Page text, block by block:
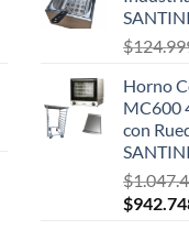
SANTINI
$
Horno
MC600
con
SANTINI
$
El
$